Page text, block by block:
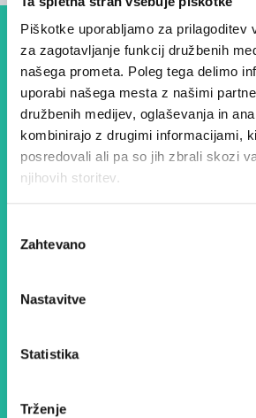
Piškotke uporabljamo za prilagoditev
za zagotavljanje funkcij družbenih
našega prometa. Poleg tega delimo
uporabi našega mesta z našimi
družbenih medijev, oglaševanja in
kombinirajo z drugimi informacijami,
posredovali ali pa so jih zbrali skozi
njihovih storitev.
soglasja
Zahtevano
Nastavitve
Statistika
Trženje
Dogodki, članki in
evropske
– prijavite se na
in ostanite na
našimi aktivnostmi.
E-pošta *
Z uporabo tega obrazca potrjujem, da